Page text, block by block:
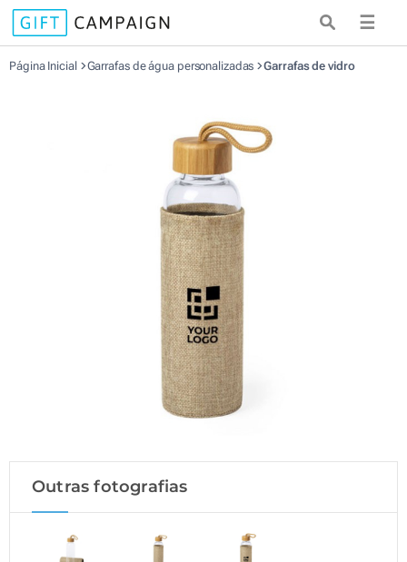
☰
Página Inicial Garrafas de água personalizadas Garrafas de vidro
Outras fotografias